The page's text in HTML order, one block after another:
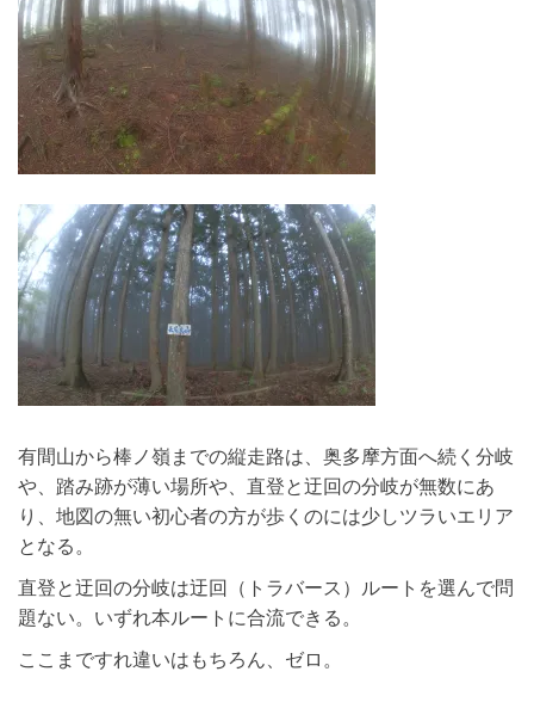
有間山から棒ノ嶺までの縦走路は、奥多摩方面へ続く分岐
や、踏み跡が薄い場所や、直登と迂回の分岐が無数にあ
り、地図の無い初心者の方が歩くのには少しツラいエリア
となる。
直登と迂回の分岐は迂回（トラバース）ルートを選んで問
題ない。いずれ本ルートに合流できる。
ここまですれ違いはもちろん、ゼロ。